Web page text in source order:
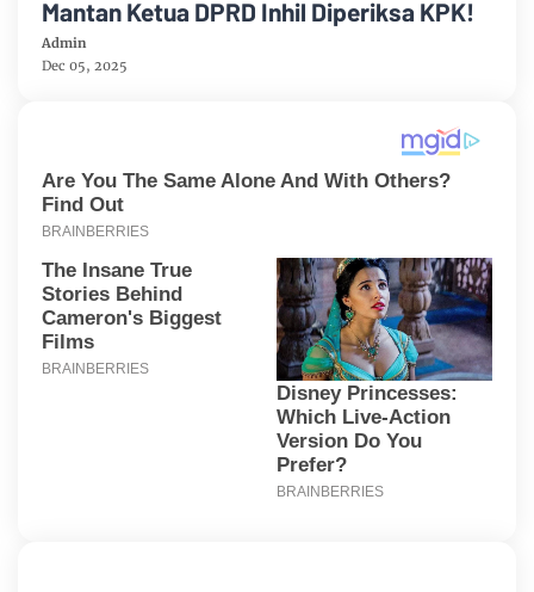
Mantan Ketua DPRD Inhil Diperiksa KPK!
Admin
Dec 05, 2025